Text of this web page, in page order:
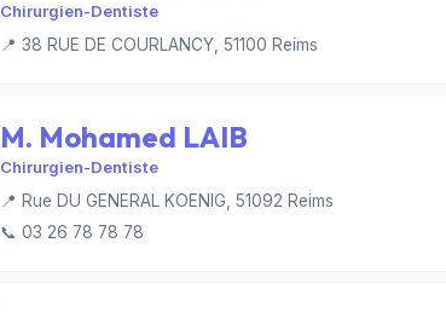
Chirurgien-Dentiste
📍 38 RUE DE COURLANCY, 51100 Reims
M. Mohamed LAIB
Chirurgien-Dentiste
📍 Rue DU GENERAL KOENIG, 51092 Reims
📞 03 26 78 78 78